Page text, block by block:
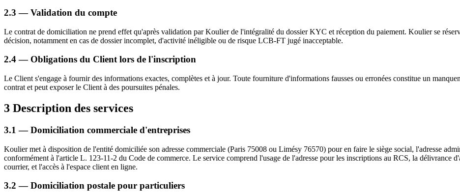
2.3 — Validation du compte
Le contrat de domiciliation ne prend effet qu'après validation par Koulier de l'intégralité du dossier KYC et réception du paiement. Koulier se
décision, notamment en cas de dossier incomplet, d'activité inéligible ou de risque LCB-FT jugé inacceptable.
2.4 — Obligations du Client lors de l'inscription
Le Client s'engage à fournir des informations exactes, complètes et à jour. Toute fourniture d'informations fausses ou erronées constitue un
contrat et peut exposer le Client à des poursuites pénales.
3 Description des services
3.1 — Domiciliation commerciale d'entreprises
Koulier met à disposition de l'entité domiciliée son adresse commerciale (Paris 75008 ou Limésy 76570) pour en faire le siège social, l'adresse
conformément à l'article L. 123-11-2 du Code de commerce. Le service comprend l'usage de l'adresse pour les inscriptions au RCS, la délivrance
courrier, et l'accès à l'espace client en ligne.
3.2 — Domiciliation postale pour particuliers